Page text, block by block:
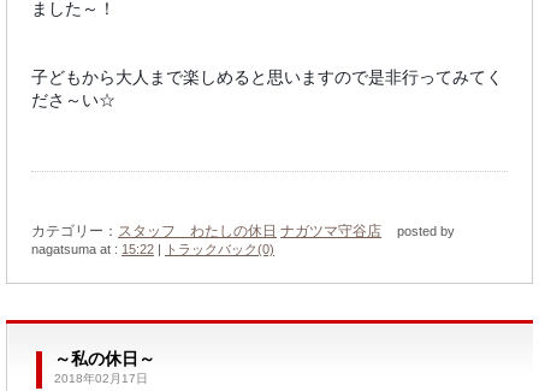
ました～！
子どもから大人まで楽しめると思いますので是非行ってみてく
ださ～い☆
カテゴリー： スタッフ わたしの休日 ナガツマ守谷店
posted by
nagatsuma at : 15:22 | トラックバック(0)
～私の休日～
2018年02月17日